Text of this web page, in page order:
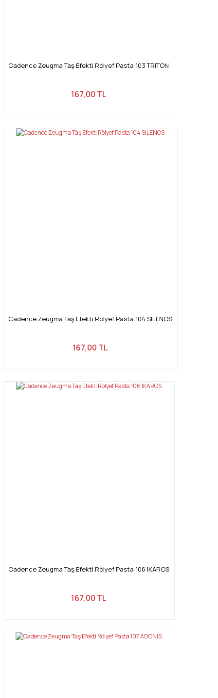
Cadence Zeugma Taş Efekti Rölyef Pasta 103 TRITON
167,00 TL
Cadence Zeugma Taş Efekti Rölyef Pasta 104 SILENOS
167,00 TL
Cadence Zeugma Taş Efekti Rölyef Pasta 106 IKAROS
167,00 TL